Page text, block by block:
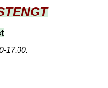
17.00.